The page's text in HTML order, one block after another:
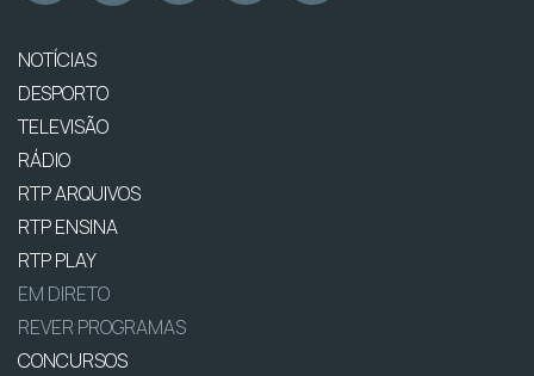
NOTÍCIAS
DESPORTO
TELEVISÃO
RÁDIO
RTP ARQUIVOS
RTP ENSINA
RTP PLAY
EM DIRETO
REVER PROGRAMAS
CONCURSOS